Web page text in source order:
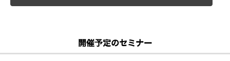
開催予定のセミナー